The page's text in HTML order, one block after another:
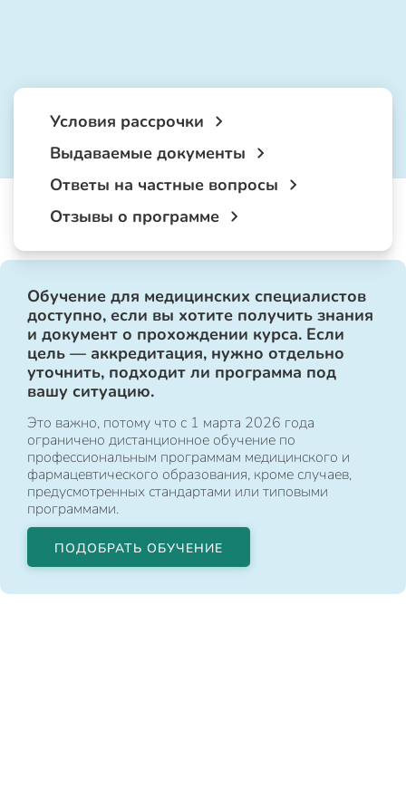
Условия рассрочки
Выдаваемые документы
Ответы на частные вопросы
Отзывы о программе
Обучение для медицинских специалистов
доступно, если вы хотите получить знания
и документ о прохождении курса. Если
цель — аккредитация, нужно отдельно
уточнить, подходит ли программа под
вашу ситуацию.
Это важно, потому что с 1 марта 2026 года
ограничено дистанционное обучение по
профессиональным программам медицинского и
фармацевтического образования, кроме случаев,
предусмотренных стандартами или типовыми
программами.
ПОДОБРАТЬ ОБУЧЕНИЕ